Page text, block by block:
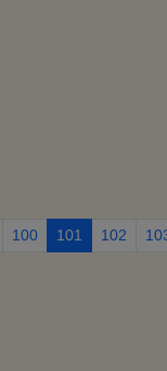
100 101 102